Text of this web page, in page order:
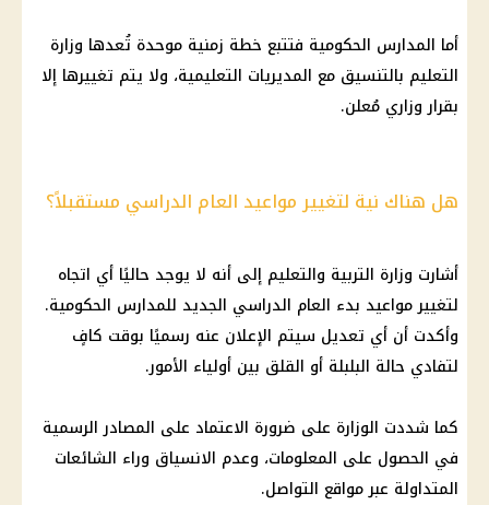
أما المدارس الحكومية فتتبع خطة زمنية موحدة تُعدها وزارة
التعليم بالتنسيق مع المديريات التعليمية، ولا يتم تغييرها إلا
بقرار وزاري مُعلن.
هل هناك نية لتغيير مواعيد العام الدراسي مستقبلاً؟
أشارت وزارة التربية والتعليم إلى أنه لا يوجد حاليًا أي اتجاه
لتغيير مواعيد بدء العام الدراسي الجديد للمدارس الحكومية.
وأكدت أن أي تعديل سيتم الإعلان عنه رسميًا بوقت كافٍ
لتفادي حالة البلبلة أو القلق بين أولياء الأمور.
كما شددت الوزارة على ضرورة الاعتماد على المصادر الرسمية
في الحصول على المعلومات، وعدم الانسياق وراء الشائعات
المتداولة عبر مواقع التواصل.